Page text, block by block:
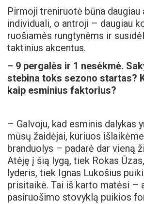
Pirmoji treniruotė būna
individuali, o antroji – daugiau
ruošiamės rungtynėms ir
taktinius akcentus.
– 9 pergalės ir 1 nesėkmė.
stebina toks sezono startas?
kaip esminius faktorius?
– Galvoju, kad esminis dalykas
mūsų žaidėjai, kuriuos
branduolys – padarė dar vieną
Atėję į šią lygą, tiek Rokas
lyderis, tiek Ignas Lukošius
prisitaikė. Tai iš karto matėsi –
pasiruošimo stovyklą puikios